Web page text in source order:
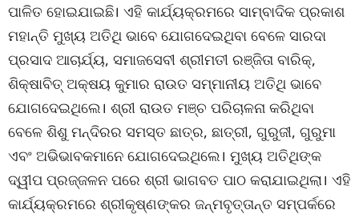
ପାଳିତ ହୋଇଯାଇଛି। ଏହି କାର୍ଯ୍ୟକ୍ରମରେ ସାମ୍ବାଦିକ ପ୍ରକାଶ
ମହାନ୍ତି ମୁଖ୍ୟ ଅତିଥି ଭାବେ ଯୋଗଦେଇଥିବା ବେଳେ ସାରଦା
ପ୍ରସାଦ ଆଚାର୍ଯ୍ୟ, ସମାଜସେବୀ ଶ୍ରୀମତୀ ରଞ୍ଜିତା ବାରିକ୍‌,
ଶିକ୍ଷାବିତ୍ ଅକ୍ଷୟ କୁମାର ରାଉତ ସମ୍ମାନୀୟ ଅତିଥି ଭାବେ
ଯୋଗଦେଇଥିଲେ। ଶ୍ରୀ ରାଉତ ମଞ୍ଚ ପରିଚାଳନା କରିଥିବା
ବେଳେ ଶିଶୁ ମନ୍ଦିରର ସମସ୍ତ ଛାତ୍ର, ଛାତ୍ରୀ, ଗୁରୁଜୀ, ଗୁରୁମା
ଏବଂ ଅଭିଭାବକମାନେ ଯୋଗଦେଇଥିଲେ। ମୁଖ୍ୟ ଅତିଥିଙ୍କ
ଦ୍ୱୀପ ପ୍ରଜ୍ଜଳନ ପରେ ଶ୍ରୀ ଭାଗବତ ପାଠ କରାଯାଇଥିଲା। ଏହି
କାର୍ଯ୍ୟକ୍ରମରେ ଶ୍ରୀକୃଷ୍ଣଙ୍କର ଜନ୍ମବୃତ୍ତାନ୍ତ ସମ୍ପର୍କରେ